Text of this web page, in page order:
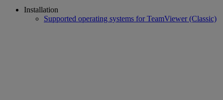
Installation
Supported operating systems for TeamViewer (Classic)